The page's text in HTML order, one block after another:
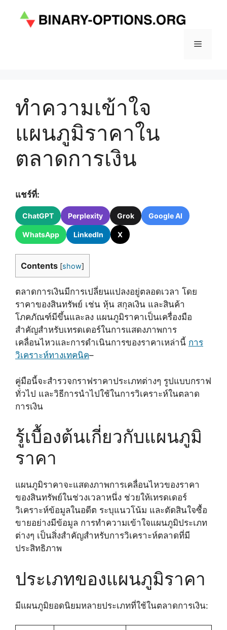
Menu
ทำความเข้าใจ
แผนภูมิราคาใน
ตลาดการเงิน
แชร์ที่:
ChatGPT Perplexity Grok Google AI
WhatsApp LinkedIn X
Contents [show]
ตลาดการเงินมีการเปลี่ยนแปลงอยู่ตลอดเวลา โดย
ราคาของสินทรัพย์ เช่น หุ้น สกุลเงิน และสินค้า
โภคภัณฑ์มีขึ้นและลง แผนภูมิราคาเป็นเครื่องมือ
สำคัญสำหรับเทรดเดอร์ในการแสดงภาพการ
เคลื่อนไหวและการดำเนินการของราคาเหล่านี้ การ
วิเคราะห์ทางเทคนิค–
คู่มือนี้จะสำรวจกราฟราคาประเภทต่างๆ รูปแบบกราฟ
ทั่วไป และวิธีการนำไปใช้ในการวิเคราะห์ในตลาด
การเงิน
รู้เบื้องต้นเกี่ยวกับแผนภูมิ
ราคา
แผนภูมิราคาจะแสดงภาพการเคลื่อนไหวของราคา
ของสินทรัพย์ในช่วงเวลาหนึ่ง ช่วยให้เทรดเดอร์
วิเคราะห์ข้อมูลในอดีต ระบุแนวโน้ม และตัดสินใจซื้อ
ขายอย่างมีข้อมูล การทำความเข้าใจแผนภูมิประเภท
ต่างๆ เป็นสิ่งสำคัญสำหรับการวิเคราะห์ตลาดที่มี
ประสิทธิภาพ
ประเภทของแผนภูมิราคา
มีแผนภูมิยอดนิยมหลายประเภทที่ใช้ในตลาดการเงิน: